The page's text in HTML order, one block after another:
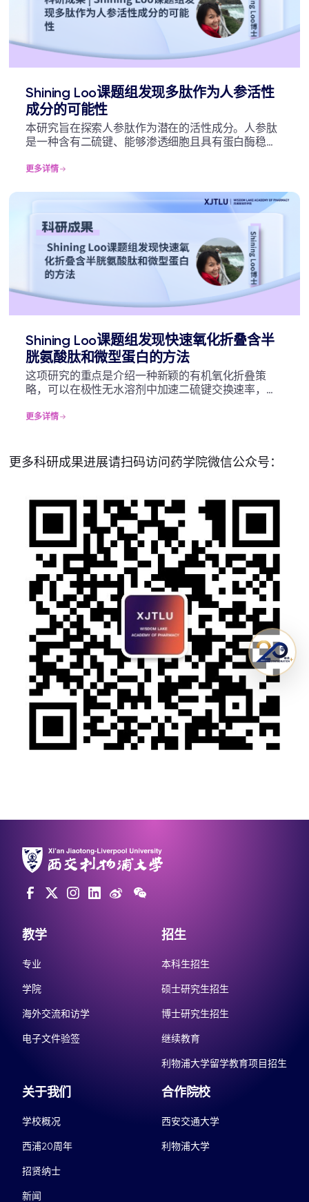
Shining Loo课题组发现多肽作为人参活性
成分的可能性
本研究旨在探索人参肽作为潜在的活性成分。人参肽
是一种含有二硫键、能够渗透细胞且具有蛋白酶稳定
系统以应对压力并恢复稳态。它们具备多靶向特性，
更多详情
Shining Loo课题组发现快速氧化折叠含半
胱氨酸肽和微型蛋白的方法
这项研究的重点是介绍一种新颖的有机氧化折叠策
略，可以在极性无水溶剂中加速二硫键交换速率，快
策略相比，加速率增长高达113,200倍。
更多详情
更多科研成果进展请扫码访问药学院微信公众号：
教学
专业
学院
海外交流和访学
电子文件验签
招生
本科生招生
硕士研究生招生
博士研究生招生
继续教育
利物浦大学留学教育项目招生
关于我们
学校概况
西浦20周年
招贤纳士
新闻
合作院校
西安交通大学
利物浦大学